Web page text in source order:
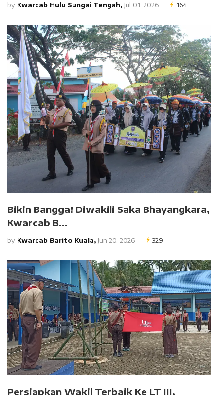
by Kwarcab Hulu Sungai Tengah, Jul 01, 2026 164
Bikin Bangga! Diwakili Saka Bhayangkara,
Kwarcab B...
by Kwarcab Barito Kuala, Jun 20, 2026 329
Persiapkan Wakil Terbaik Ke LT III,